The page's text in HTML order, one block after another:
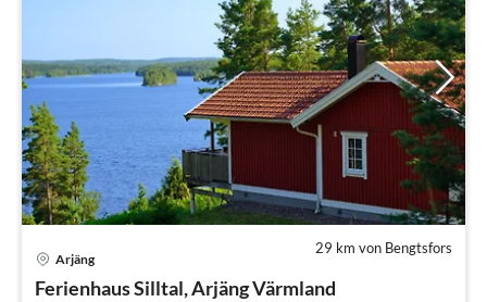
29 km von Bengtsfors
Arjäng
Ferienhaus Silltal, Arjäng Värmland